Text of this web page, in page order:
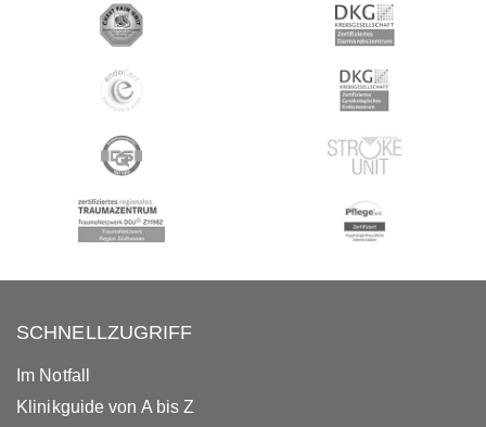
SCHNELLZUGRIFF
Im Notfall
Klinikguide von A bis Z